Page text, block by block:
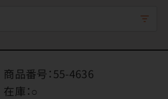
商品番号：55-4636
在庫：○